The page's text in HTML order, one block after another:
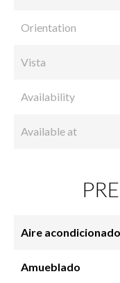
Orientation
Vista
Availability
Available at
Aire acondicionado
Amueblado